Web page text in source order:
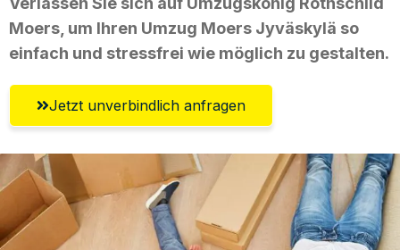
Moers, um Ihren Umzug Moers Jyväskylä so
einfach und stressfrei wie möglich zu gestalten.
Jetzt unverbindlich anfragen